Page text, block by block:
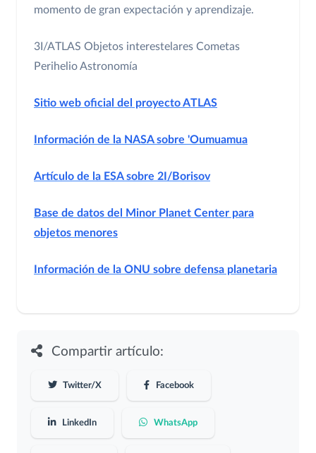
momento de gran expectación y aprendizaje.
3I/ATLAS Objetos interestelares Cometas
PerihelioAstronomía
Sitio web oficial del proyecto ATLAS
Información de la NASA sobre 'Oumuamua
Artículo de la ESA sobre 2I/Borisov
Base de datos del Minor Planet Center para
objetos menores
Información de la ONU sobre defensa planetaria
Compartir artículo:
Twitter/X Facebook
LinkedIn WhatsApp